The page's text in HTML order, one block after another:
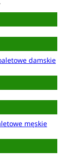
damskie
męskie